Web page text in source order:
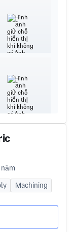
Machining